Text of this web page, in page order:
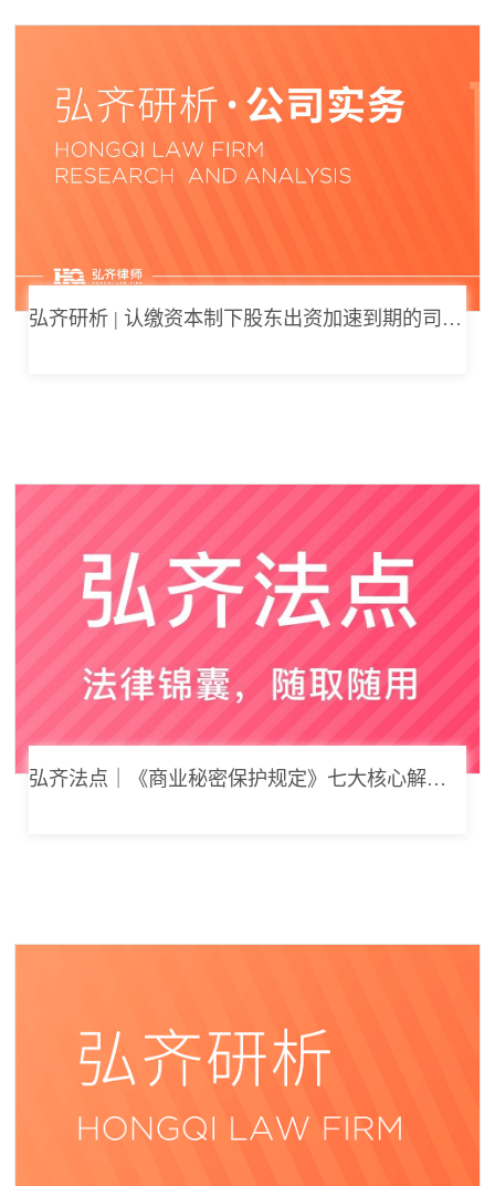
弘齐研析 | 认缴资本制下股东出资加速到期的司法边界与例外体系
弘齐法点｜《商业秘密保护规定》七大核心解读，浅谈企业商业秘密合规管理新思路